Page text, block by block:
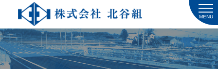
MENU